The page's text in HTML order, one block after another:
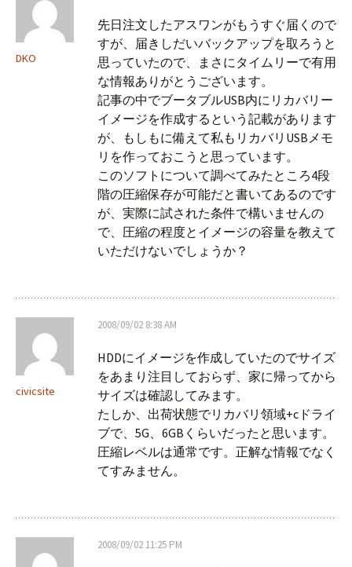
ー
シ
DKO
先日注文したアスワンがもうすぐ届くので
すが、届きしだいバックアップを取ろうと
思っていたので、まさにタイムリーで有用
な情報ありがとうございます。
記事の中でブータブルUSB内にリカバリー
イメージを作成するという記載があります
が、もしもに備えて私もリカバリUSBメモ
リを作っておこうと思っています。
このソフトについて調べてみたところ4段
階の圧縮保存が可能だと書いてあるのです
が、実際に試された条件で構いませんの
で、圧縮の程度とイメージの容量を教えて
いただけないでしょうか？
civicsite
2008/09/02 8:38 AM
HDDにイメージを作成していたのでサイズ
をあまり注目しておらず、家に帰ってから
サイズは確認してみます。
たしか、出荷状態でリカバリ領域+cドライ
ブで、5G、6GBくらいだったと思います。
圧縮レベルは通常です。正解な情報でなく
てすみません。
2008/09/02 11:25 PM